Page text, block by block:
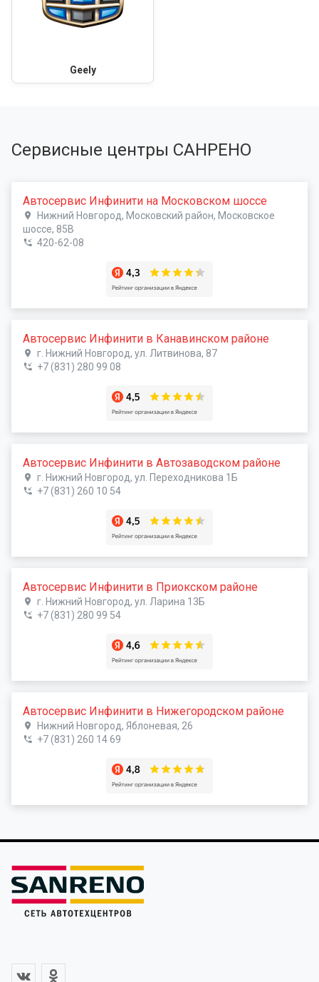
Geely
Сервисные центры САНРЕНО
Автосервис Инфинити на Московском шоссе
Нижний Новгород, Московский район, Московское
шоссе, 85В
420-62-08
Автосервис Инфинити в Канавинском районе
г. Нижний Новгород, ул. Литвинова, 87
+7 (831) 280 99 08
Автосервис Инфинити в Автозаводском районе
г. Нижний Новгород, ул. Переходникова 1Б
+7 (831) 260 10 54
Автосервис Инфинити в Приокском районе
г. Нижний Новгород, ул. Ларина 13Б
+7 (831) 280 99 54
Автосервис Инфинити в Нижегородском районе
Нижний Новгород, Яблоневая, 26
+7 (831) 260 14 69